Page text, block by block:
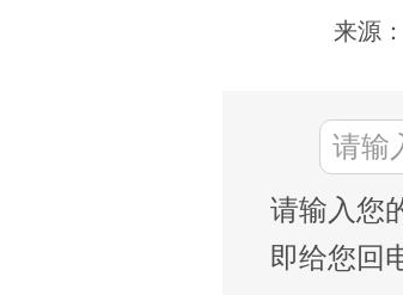
来源
请输入您
即给您回